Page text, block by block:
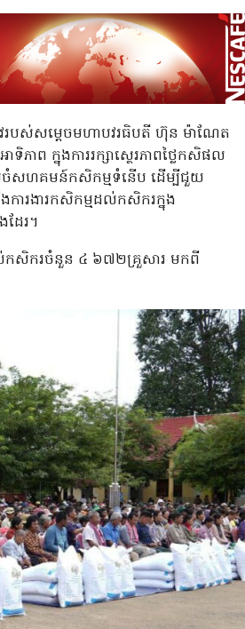
វៃរបស់សម្តេចមហាបវរធិបតី ហ៊ុន ម៉ាណែត
ភាព ក្នុងការរក្សាស្ថេរភាពថ្លៃកសិផល
បចំសហគមន៍កសិកម្មទំនើប ដើម្បីជួយ
ការងារកសិកម្មដល់កសិករក្នុង
ែរ។
កសិករចំនួន ៤ ៦៧២​គ្រួសារ មកពី​